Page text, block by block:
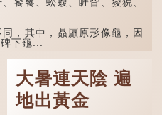
饕餮、蚣蝮、睚眥、狻猊、
其中，贔屭原形像龜，因
下龜...
大暑連天陰 遍
地出黃金